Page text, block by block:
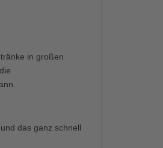
in großen
das ganz schnell